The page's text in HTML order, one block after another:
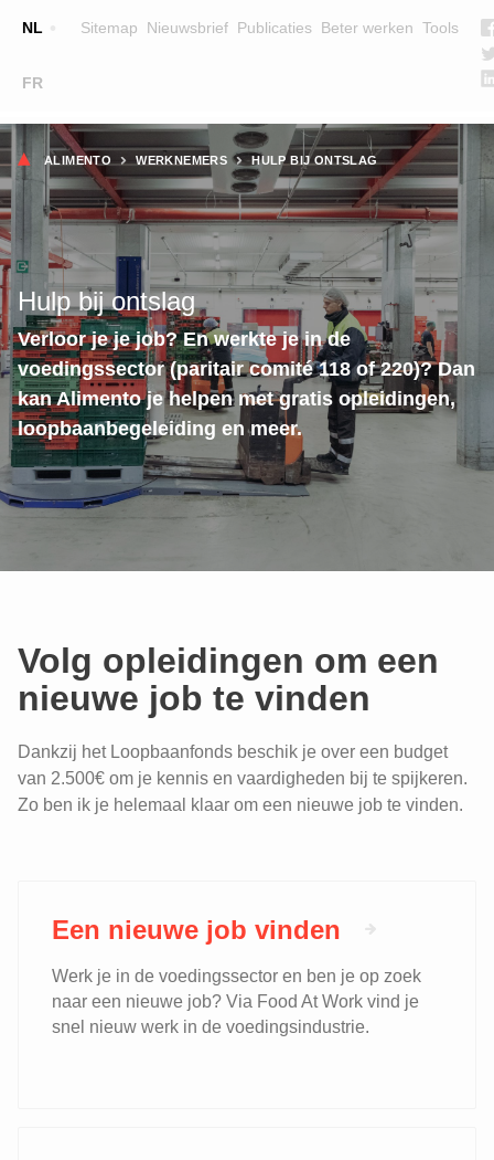
NL
FR
Sitemap Nieuwsbrief Publicaties Beter werken Tools
Main
navigation
OPLEIDINGEN
LESGEVERS
WIE ZIJN WE
TEAM
CONTACT
ZOEK EEN OPLEIDING
Kruimelpad
ALIMENTO WERKNEMERS HULP BIJ ONTSLAG
Hulp bij ontslag
Verloor je je job? En werkte je in de
voedingssector (paritair comité 118 of 220)? Dan
kan Alimento je helpen met gratis opleidingen,
loopbaanbegeleiding en meer.
Volg opleidingen om een
nieuwe job te vinden
Dankzij het Loopbaanfonds beschik je over een budget
van 2.500€ om je kennis en vaardigheden bij te spijkeren.
Zo ben ik je helemaal klaar om een nieuwe job te vinden.
Een nieuwe job vinden
Werk je in de voedingssector en ben je op zoek
naar een nieuwe job? Via Food At Work vind je
snel nieuw werk in de voedingsindustrie.